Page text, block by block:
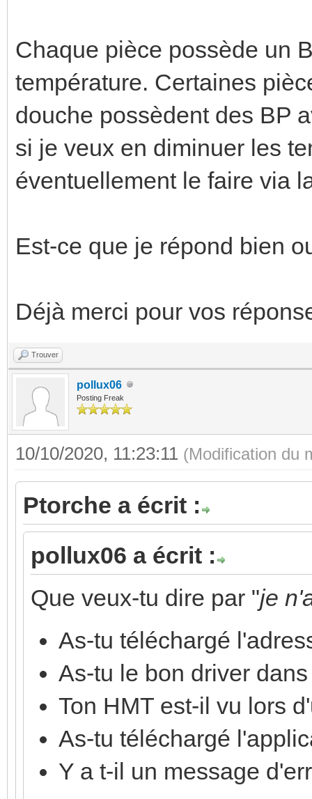
Chaque pièce possède un
température. Certaines
douche possèdent des BP
si je veux en diminuer les
éventuellement le faire via
Est-ce que je répond bien
Déjà merci pour vos
Trouver
pollux06
Posting Freak
10/10/2020, 11:23:11 (Modification du
Ptorche a écrit :
pollux06 a écrit :
Que veux-tu dire par "je
As-tu téléchargé
As-tu le bon driver
Ton HMT est-il vu lors
As-tu téléchargé
Y a t-il un message